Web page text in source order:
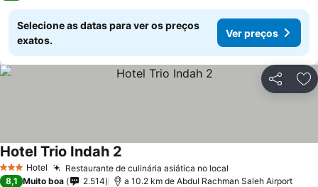
Selecione as datas para ver os preços
exatos.
Ver preços
Partilhar
3 EstrelasHotel Restaurante de culinária asiática no local
Hotel Trio Indah 2
8,1 Muito boa 2.514 a 10.2 km de Abdul Rachman Saleh Airport